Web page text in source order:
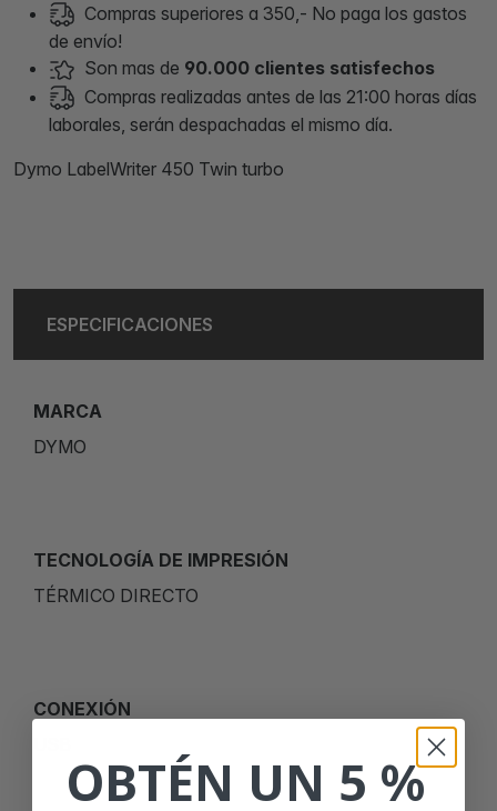
Compras superiores a 350,- No paga los gastos
de envío!
Son mas de 90.000 clientes satisfechos
Compras realizadas antes de las 21:00 horas días
laborales, serán despachadas el mismo día.
Dymo LabelWriter 450 Twin turbo
ESPECIFICACIONES
MARCA
DYMO
TECNOLOGÍA DE IMPRESIÓN
TÉRMICO DIRECTO
CONEXIÓN
OBTÉN UN 5 %